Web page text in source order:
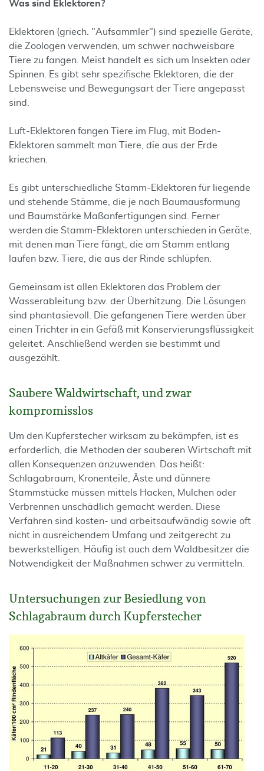
Was sind Eklektoren?
Eklektoren (griech. "Aufsammler") sind spezielle Geräte,
die Zoologen verwenden, um schwer nachweisbare
Tiere zu fangen. Meist handelt es sich um Insekten oder
Spinnen. Es gibt sehr spezifische Eklektoren, die der
Lebensweise und Bewegungsart der Tiere angepasst
sind.
Luft-Eklektoren fangen Tiere im Flug, mit Boden-
Eklektoren sammelt man Tiere, die aus der Erde
kriechen.
Es gibt unterschiedliche Stamm-Eklektoren für liegende
und stehende Stämme, die je nach Baumausformung
und Baumstärke Maßanfertigungen sind. Ferner
werden die Stamm-Eklektoren unterschieden in Geräte,
mit denen man Tiere fängt, die am Stamm entlang
laufen bzw. Tiere, die aus der Rinde schlüpfen.
Gemeinsam ist allen Eklektoren das Problem der
Wasserableitung bzw. der Überhitzung. Die Lösungen
sind phantasievoll. Die gefangenen Tiere werden über
einen Trichter in ein Gefäß mit Konservierungsflüssigkeit
geleitet. Anschließend werden sie bestimmt und
ausgezählt.
Saubere Waldwirtschaft, und zwar
kompromisslos
Um den Kupferstecher wirksam zu bekämpfen, ist es
erforderlich, die Methoden der sauberen Wirtschaft mit
allen Konsequenzen anzuwenden. Das heißt:
Schlagabraum, Kronenteile, Äste und dünnere
Stammstücke müssen mittels Hacken, Mulchen oder
Verbrennen unschädlich gemacht werden. Diese
Verfahren sind kosten- und arbeitsaufwändig sowie oft
nicht in ausreichendem Umfang und zeitgerecht zu
bewerkstelligen. Häufig ist auch dem Waldbesitzer die
Notwendigkeit der Maßnahmen schwer zu vermitteln.
Untersuchungen zur Besiedlung von
Schlagabraum durch Kupferstecher